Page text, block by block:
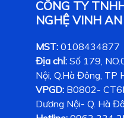
CÔNG TY
NGHỆ VINH AN
MST: 0108434877
Địa chỉ: Số 179,
Nội, Q.Hà Đông, TP
VPGD: B0802-
Dương Nội- Q. Hà